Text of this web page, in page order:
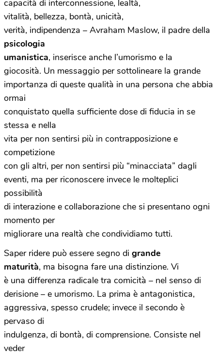
capacità di interconnessione, lealtà,
vitalità, bellezza, bontà, unicità,
verità, indipendenza – Avraham Maslow, il padre della
psicologia
umanistica, inserisce anche l’umorismo e la
giocosità. Un messaggio per sottolineare la grande
importanza di queste qualità in una persona che abbia
ormai
conquistato quella sufficiente dose di fiducia in se
stessa e nella
vita per non sentirsi più in contrapposizione e
competizione
con gli altri, per non sentirsi più “minacciata” dagli
eventi, ma per riconoscere invece le molteplici
possibilità
di interazione e collaborazione che si presentano ogni
momento per
migliorare una realtà che condividiamo tutti.
Saper ridere può essere segno di grande
maturità, ma bisogna fare una distinzione. Vi
è una differenza radicale tra comicità – nel senso di
derisione – e umorismo. La prima è antagonistica,
aggressiva, spesso crudele; invece il secondo è
pervaso di
indulgenza, di bontà, di comprensione. Consiste nel
veder